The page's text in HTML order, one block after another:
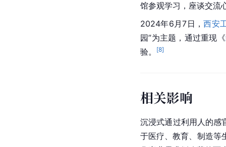
馆参观学习，座谈交流
2024年6月7日，西安
园”为主题，通过重现《
验。
[8]
相关影响
沉浸式通过利用人的感
于医疗、教育、制造等